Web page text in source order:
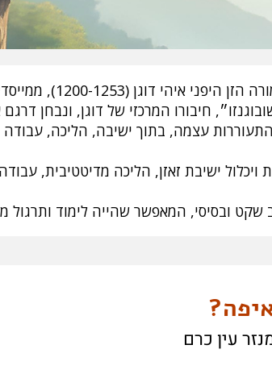
1253), ממייסדי מסורת הסוטו זן ביפן.
חיבורו המרכזי של דוגן, ונבחן
עצמה, בתוך ישיבה, הליכה, עבודה
ישיבת זאזן, הליכה מדיטטיבית,
שקט ובסיסי, המאפשר שהייה לימוד ותרגול
עין כרם